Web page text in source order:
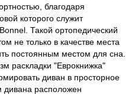
благодаря
которого служит
Такой ортопедический
не только в качестве места
постоянным местом для сна.
раскладки "Еврокнижка"
диван в просторное
дивана расположен